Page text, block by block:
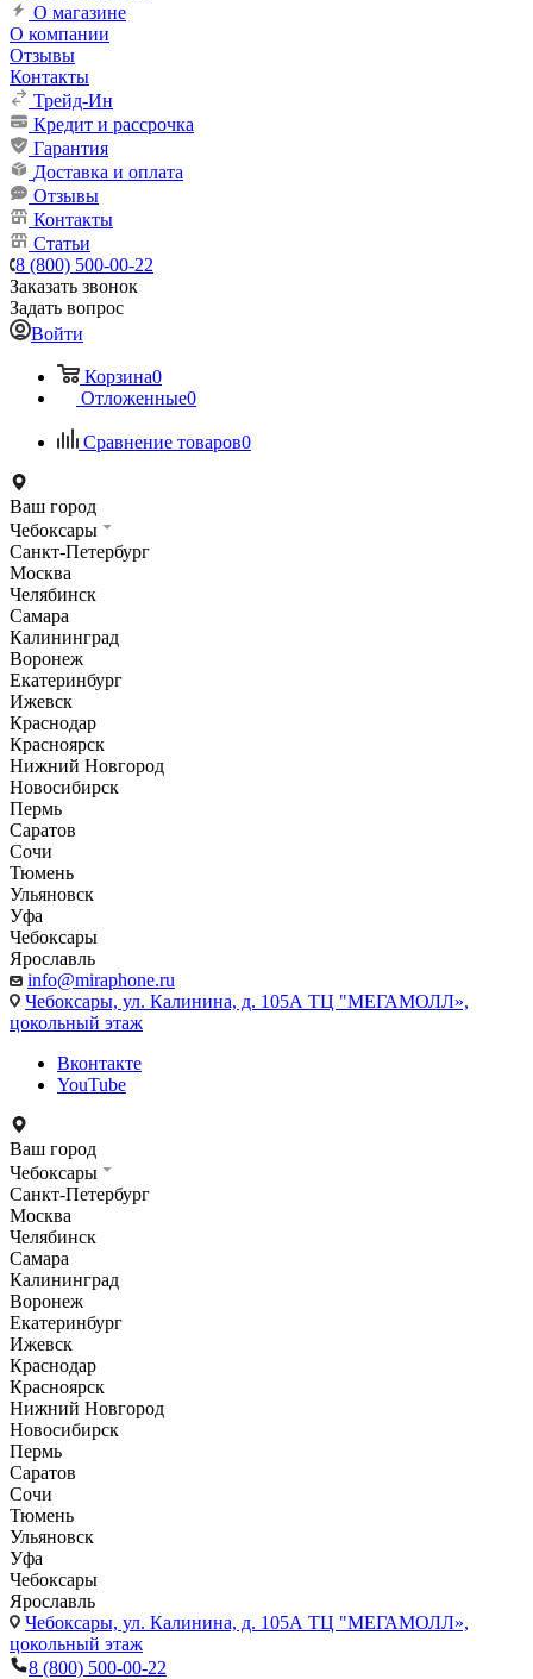
О магазине
О компании
Отзывы
Контакты
Трейд-Ин
Кредит и рассрочка
Гарантия
Доставка и оплата
Отзывы
Контакты
Статьи
8 (800) 500-00-22
Заказать звонок
Задать вопрос
Войти
Корзина0
Отложенные0
Сравнение товаров0
Ваш город
Чебоксары
Санкт-Петербург
Москва
Челябинск
Самара
Калининград
Воронеж
Екатеринбург
Ижевск
Краснодар
Красноярск
Нижний Новгород
Новосибирск
Пермь
Саратов
Сочи
Тюмень
Ульяновск
Уфа
Чебоксары
Ярославль
info@miraphone.ru
Чебоксары, ул. Калинина, д. 105А ТЦ "МЕГАМОЛЛ»,
цокольный этаж
Вконтакте
YouTube
Ваш город
Чебоксары
Санкт-Петербург
Москва
Челябинск
Самара
Калининград
Воронеж
Екатеринбург
Ижевск
Краснодар
Красноярск
Нижний Новгород
Новосибирск
Пермь
Саратов
Сочи
Тюмень
Ульяновск
Уфа
Чебоксары
Ярославль
Чебоксары, ул. Калинина, д. 105А ТЦ "МЕГАМОЛЛ»,
цокольный этаж
8 (800) 500-00-22